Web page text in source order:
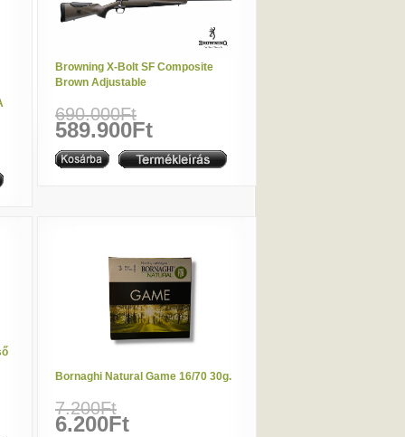
Browning X-Bolt SF Composite
Brown Adjustable
690.000Ft
589.900Ft
Bornaghi Natural Game 16/70 30g.
7.200Ft
6.200Ft